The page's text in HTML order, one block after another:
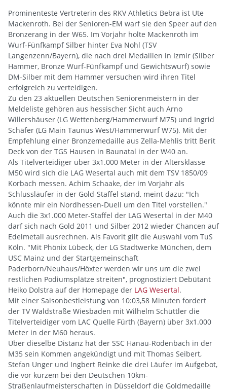
Prominenteste Vertreterin des RKV Athletics Bebra ist Ute
Mackenroth. Bei der Senioren-EM warf sie den Speer auf den
Bronzerang in der W65. Im Vorjahr holte Mackenroth im
Wurf-Fünfkampf Silber hinter Eva Nohl (TSV
Langenzenn/Bayern), die nach drei Medaillen in Izmir (Silber
Hammer, Bronze Wurf-Fünfkampf und Gewichtswurf) sowie
DM-Silber mit dem Hammer versuchen wird ihren Titel
erfolgreich zu verteidigen.
Zu den 23 aktuellen Deutschen Seniorenmeistern in der
Meldeliste gehören aus hessischer Sicht auch Arno
Willershäuser (LG Wettenberg/Hammerwurf M75) und Ingrid
Schäfer (LG Main Taunus West/Hammerwurf W75). Mit der
Empfehlung einer Bronzemedaille aus Zella-Mehlis tritt Berit
Deck von der TGS Hausen in Baunatal in der W40 an.
Als Titelverteidiger über 3x1.000 Meter in der Altersklasse
M50 wird sich die LAG Wesertal auch mit dem TSV 1850/09
Korbach messen. Achim Schaake, der im Vorjahr als
Schlussläufer in der Gold-Staffel stand, meint dazu: "Ich
könnte mir ein Nordhessen-Duell um den Titel vorstellen."
Auch die 3x1.000 Meter-Staffel der LAG Wesertal in der M40
darf sich nach Gold 2011 und Silber 2012 wieder Chancen auf
Edelmetall ausrechnen. Als Favorit gilt die Auswahl vom TuS
Köln. "Mit Phönix Lübeck, der LG Stadtwerke München, dem
USC Mainz und der Startgemeinschaft
Paderborn/Neuhaus/Höxter werden wir uns um die zwei
restlichen Podiumsplätze streiten", prognostiziert Debütant
Heiko Dolstra auf der Homepage der LAG Wesertal.
Mit einer Saisonbestleistung von 10:03,58 Minuten fordert
der TV Waldstraße Wiesbaden mit Wilhelm Schüttler die
Titelverteidiger vom LAC Quelle Fürth (Bayern) über 3x1.000
Meter in der M60 heraus.
Über dieselbe Distanz hat der SSC Hanau-Rodenbach in der
M35 sein Kommen angekündigt und mit Thomas Seibert,
Stefan Unger und Ingbert Reinke die drei Läufer im Aufgebot,
die vor kurzem bei den Deutschen 10km-
Straßenlaufmeisterschaften in Düsseldorf die Goldmedaille